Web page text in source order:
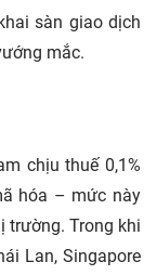
sàn giao dịch
mắc.
chịu thuế 0,1%
hóa – mức này
trường. Trong khi
Lan, Singapore